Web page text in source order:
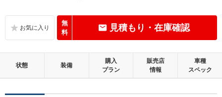
無
料
見積もり・在庫確認
状態 装備
購入
プラン
販売店
情報
車種
スペック